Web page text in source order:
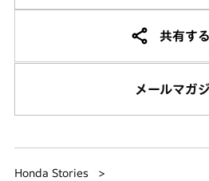
共有する
メールマガ
Honda Stories